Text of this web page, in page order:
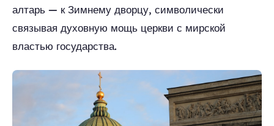
алтарь — к Зимнему дворцу, символически
связывая духовную мощь церкви с мирской
властью государства.